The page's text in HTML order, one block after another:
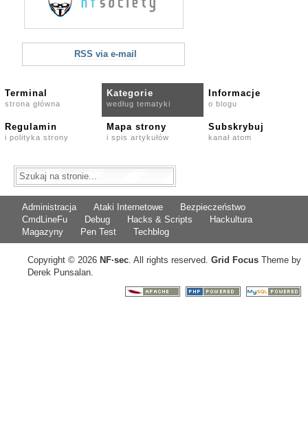
RSS via e-mail
Terminal
strona główna
Kategorie
według tematyki
Informacje
o blogu
Regulamin
i polityka strony
Mapa strony
i spis artykułów
Subskrybuj
kanał atom
Administracja Ataki Internetowe
Bezpieczeństwo
CmdLineFu
Debug Hacks & Scripts
Hackultura
Magazyny
Pen Test Techblog
Copyright © 2026 NF·sec. All rights reserved. Grid Focus Theme by
Derek Punsalan.